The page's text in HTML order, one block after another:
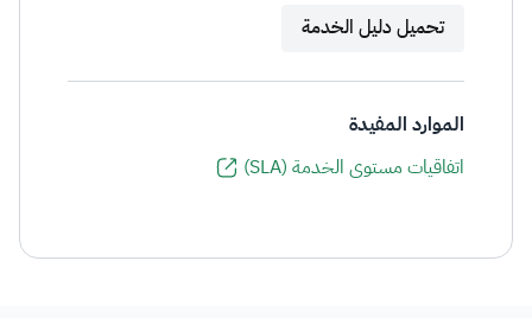
تحميل دليل الخدمة
الموارد المفيدة
اتفاقيات مستوى الخدمة (SLA)